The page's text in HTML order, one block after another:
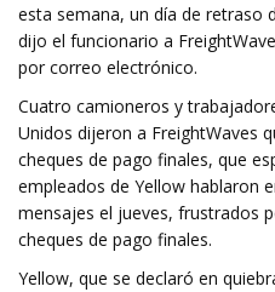
esta semana, un día de retraso
dijo el funcionario a
por correo electrónico.
Cuatro camioneros y
Unidos dijeron a FreightWaves
cheques de pago finales, que
empleados de Yellow hablaron
mensajes el jueves, frustrados
cheques de pago finales.
Yellow, que se declaró en